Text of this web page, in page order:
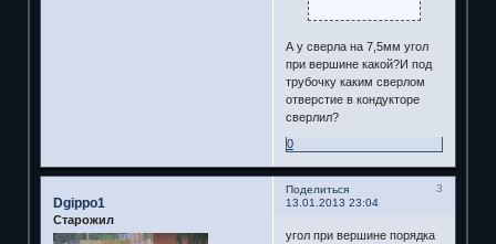
А у сверла на 7,5мм угол
при вершине какой?И под
трубочку каким сверлом
отверстие в кондукторе
сверлил?
0
Поделиться
3
13.01.2013 23:04
Dgippo1
Старожил
угол при вершине порядка